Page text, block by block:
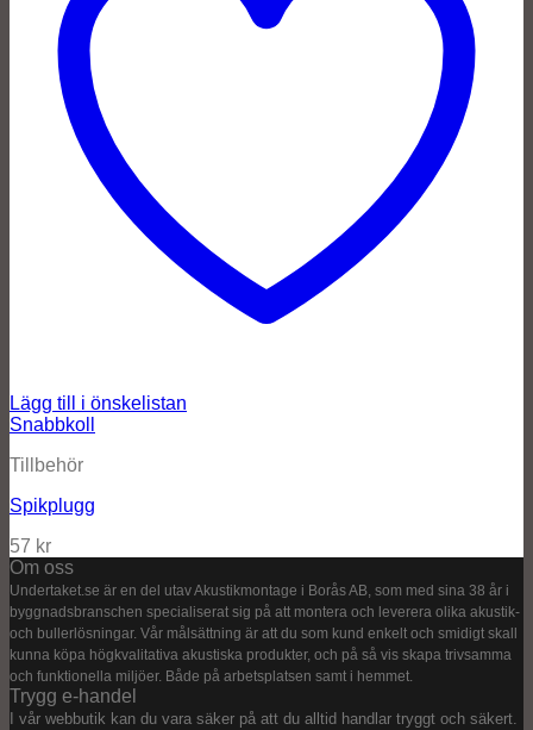
Lägg till i önskelistan
Snabbkoll
Tillbehör
Spikplugg
57 kr
Om oss
Undertaket.se är en del utav Akustikmontage i Borås AB, som med sina 38 år i
byggnadsbranschen specialiserat sig på att montera och leverera olika akustik-
och bullerlösningar. Vår målsättning är att du som kund enkelt och smidigt skall
kunna köpa högkvalitativa akustiska produkter, och på så vis skapa trivsamma
och funktionella miljöer. Både på arbetsplatsen samt i hemmet.
Trygg e-handel
I vår webbutik kan du vara säker på att du alltid handlar tryggt och säkert.